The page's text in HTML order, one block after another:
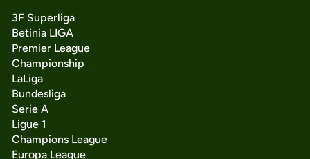
3F Superliga
Betinia LIGA
Premier League
Championship
LaLiga
Bundesliga
Serie A
Ligue 1
Champions League
Europa League